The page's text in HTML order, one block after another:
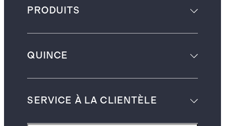
PRODUITS
QUINCE
SERVICE À LA CLIENTÈLE